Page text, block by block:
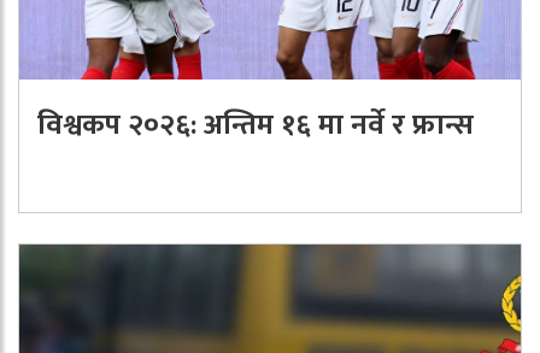
विश्वकप २०२६: अन्तिम १६ मा नर्वे र फ्रान्स